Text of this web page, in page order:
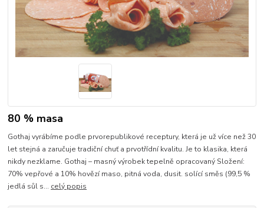
80 % masa
Gothaj vyrábíme podle prvorepublikové receptury, která je už více než 30
let stejná a zaručuje tradiční chuť a prvotřídní kvalitu. Je to klasika, která
nikdy nezklame. Gothaj – masný výrobek tepelně opracovaný Složení:
70% vepřové a 10% hovězí maso, pitná voda, dusit. solící směs (99,5 %
jedlá sůl s... celý popis